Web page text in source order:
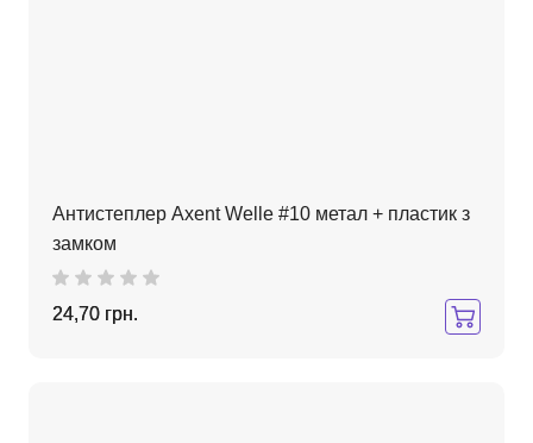
Антистеплер Axent Welle #10 метал + пластик з
замком
24,70 грн.